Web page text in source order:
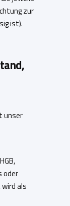
zur
ist).
unser
oder
als